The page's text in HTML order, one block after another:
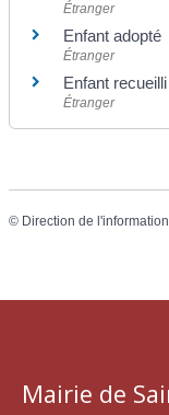
Étranger
Enfant adopté
Étranger
Enfant recueilli
Étranger
© Direction de
Mairie de